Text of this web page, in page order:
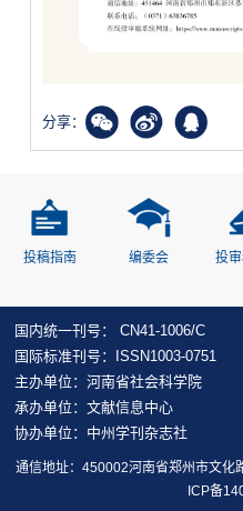
分享：
投稿指南 编委会 投
国内统一刊号： CN41-1006/C
国际标准刊号：ISSN1003-0751
主办单位：河南省社会科学院
承办单位：文献信息中心
协办单位：中州学刊杂志社
通信地址：450002河南省郑州市文
ICP备